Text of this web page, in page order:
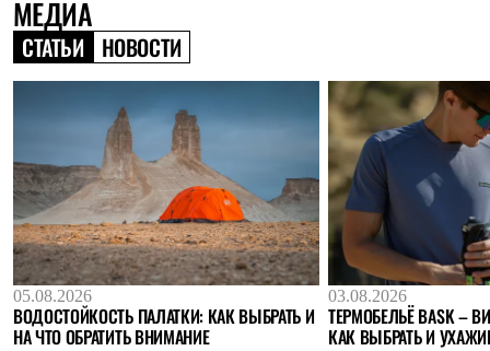
Где купить
МЕДИА
СТАТЬИ НОВОСТИ
05.08.2026
ВОДОСТОЙКОСТЬ ПАЛАТКИ: КАК ВЫБРАТЬ И
НА ЧТО ОБРАТИТЬ ВНИМАНИЕ
03.08.2026
ТЕРМОБЕЛЬЁ BASK –
КАК ВЫБРАТЬ И